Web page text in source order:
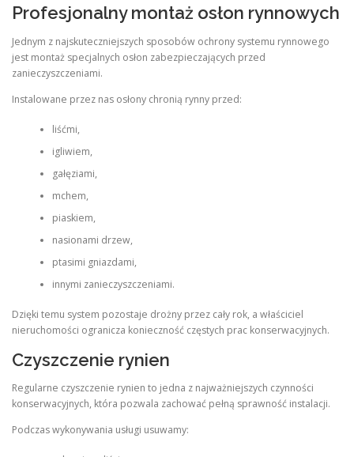
Profesjonalny montaż osłon rynnowych
Jednym z najskuteczniejszych sposobów ochrony systemu rynnowego
jest montaż specjalnych osłon zabezpieczających przed
zanieczyszczeniami.
Instalowane przez nas osłony chronią rynny przed:
liśćmi,
igliwiem,
gałęziami,
mchem,
piaskiem,
nasionami drzew,
ptasimi gniazdami,
innymi zanieczyszczeniami.
Dzięki temu system pozostaje drożny przez cały rok, a właściciel
nieruchomości ogranicza konieczność częstych prac konserwacyjnych.
Czyszczenie rynien
Regularne czyszczenie rynien to jedna z najważniejszych czynności
konserwacyjnych, która pozwala zachować pełną sprawność instalacji.
Podczas wykonywania usługi usuwamy: